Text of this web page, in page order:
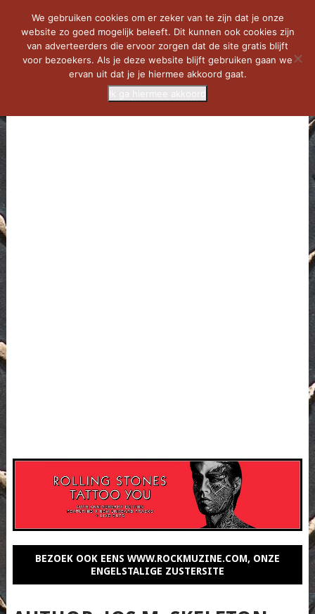
BEZOEK OOK EENS WWW.ROCKMUZINE.COM, ONZE
ENGELSTALIGE ZUSTERSITE
We gebruiken cookies om er zeker van te zijn dat je onze
website zo goed mogelijk beleeft. Dit kunnen ook cookies zijn
van adverteerders die ervoor zorgen dat de site gratis blijft
voor bezoekers. Als je deze website blijft gebruiken gaan we
ervan uit dat je je hiermee akkoord gaat.
Ik ga hiermee akkoord